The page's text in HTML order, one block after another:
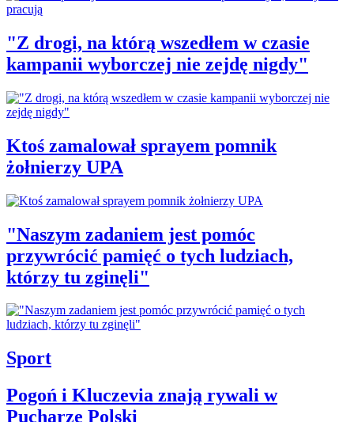
"Z drogi, na którą wszedłem w czasie
kampanii wyborczej nie zejdę nigdy"
Ktoś zamalował sprayem pomnik
żołnierzy UPA
"Naszym zadaniem jest pomóc
przywrócić pamięć o tych ludziach,
którzy tu zginęli"
Sport
Pogoń i Kluczevia znają rywali w
Pucharze Polski